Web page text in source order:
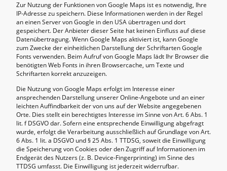
Zur Nutzung der Funktionen von Google Maps ist es notwendig, Ihre
IP-Adresse zu speichern. Diese Informationen werden in der Regel
an einen Server von Google in den USA übertragen und dort
gespeichert. Der Anbieter dieser Seite hat keinen Einfluss auf diese
Datenübertragung. Wenn Google Maps aktiviert ist, kann Google
zum Zwecke der einheitlichen Darstellung der Schriftarten Google
Fonts verwenden. Beim Aufruf von Google Maps lädt Ihr Browser die
benötigten Web Fonts in ihren Browsercache, um Texte und
Schriftarten korrekt anzuzeigen.
Die Nutzung von Google Maps erfolgt im Interesse einer
ansprechenden Darstellung unserer Online-Angebote und an einer
leichten Auffindbarkeit der von uns auf der Website angegebenen
Orte. Dies stellt ein berechtigtes Interesse im Sinne von Art. 6 Abs. 1
lit. f DSGVO dar. Sofern eine entsprechende Einwilligung abgefragt
wurde, erfolgt die Verarbeitung ausschließlich auf Grundlage von Art.
6 Abs. 1 lit. a DSGVO und § 25 Abs. 1 TTDSG, soweit die Einwilligung
die Speicherung von Cookies oder den Zugriff auf Informationen im
Endgerät des Nutzers (z. B. Device-Fingerprinting) im Sinne des
TTDSG umfasst. Die Einwilligung ist jederzeit widerrufbar.